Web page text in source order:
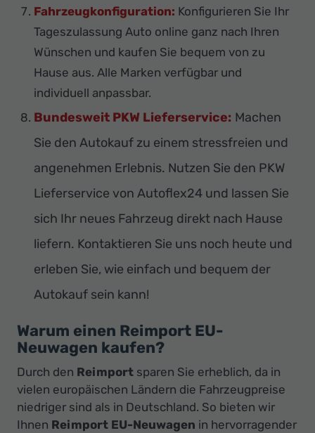
Fahrzeugkonfiguration: Konfigurieren Sie Ihr
Tageszulassung Auto online ganz nach Ihren
Wünschen und kaufen Sie bequem von zu
Hause aus. Alle Marken verfügbar und
individuell anpassbar.
Bundesweit PKW Lieferservice: Machen
Sie den Autokauf zu einem stressfreien und
angenehmen Erlebnis. Nutzen Sie den PKW
Lieferservice von Autoflex24 und lassen Sie
sich Ihr neues Fahrzeug direkt nach Hause
liefern. Kontaktieren Sie uns noch heute und
erleben Sie, wie einfach und bequem der
Autokauf sein kann!
Warum einen Reimport EU-
Neuwagen kaufen?
Durch den Reimport sparen Sie erheblich, da in
vielen europäischen Ländern die Fahrzeugpreise
niedriger sind als in Deutschland. So bieten wir
Ihnen Reimport EU-Neuwagen in hervorragender